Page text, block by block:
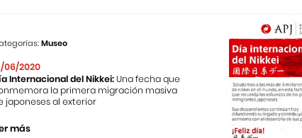
Museo
06/2020
Internacional del Nikkei:Una fecha que
la primera migración masiva
japoneses al exterior
más